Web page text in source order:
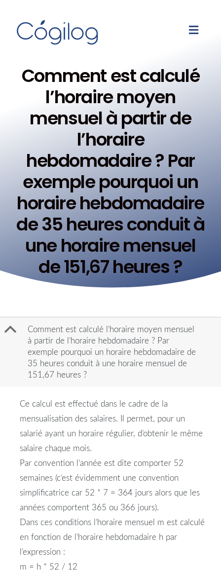
Comment est calculé
l’horaire moyen
mensuel à partir de
l’horaire
hebdomadaire ? Par
exemple pourquoi un
horaire hebdomadaire
de 35 heures conduit à
une horaire mensuel
de 151,67 heures ?
B
Comment est calculé l’horaire moyen mensuel
à partir de l’horaire hebdomadaire ? Par
exemple pourquoi un horaire hebdomadaire de
35 heures conduit à une horaire mensuel de
151,67 heures ?
Ce calcul est effectué dans le cadre de la
mensualisation des salaires. Il permet, pour un
salarié ayant un horaire régulier, d’obtenir le même
salaire chaque mois.
Par convention l’année est dite comporter 52
semaines (c’est évidemment une convention
simplificatrice car 52 * 7 = 364 jours alors que les
années comportent 365 ou 366 jours).
Dans ces conditions l’horaire mensuel m est calculé
en fonction de l’horaire hebdomadaire h par
l’expression :
m = h * 52 / 12